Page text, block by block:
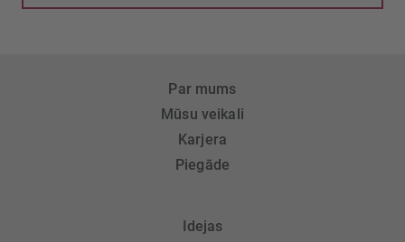
Par mums
Mūsu veikali
Karjera
Piegāde
Idejas